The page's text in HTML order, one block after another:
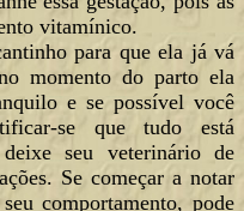
vitamínico.
para que ela já vá
momento do parto ela
e se possível você
se que tudo está
seu veterinário de
Se começar a notar
comportamento, pode